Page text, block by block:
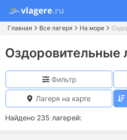
Главная Все лагеря На море
Оздоровительные
Найдено 235 лагерей:
Фильтр
Лагеря на карте